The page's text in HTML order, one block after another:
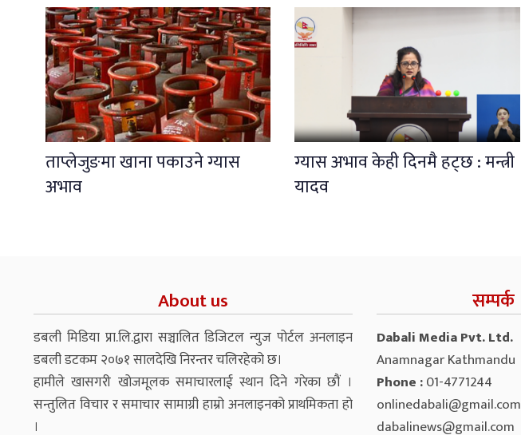
ताप्लेजुङमा खाना पकाउने ग्यास
अभाव
ग्यास अभाव केही दिनमै हट्छ : मन्त्री
यादव
About us
डबली मिडिया प्रा.लि.द्वारा सञ्चालित डिजिटल न्युज पोर्टल अनलाइन
डबली डटकम २०७१ सालदेखि निरन्तर चलिरहेको छ।
हामीले खासगरी खोजमूलक समाचारलाई स्थान दिने गरेका छौं ।
सन्तुलित विचार र समाचार सामाग्री हाम्रो अनलाइनको प्राथमिकता हो
।
सम्पर्क
Dabali Media Pvt. Ltd.
Anamnagar Kathmandu
Phone :01-4771244
onlinedabali@gmail.com
dabalinews@gmail.com